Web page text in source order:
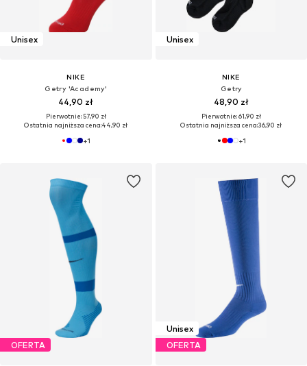
Unisex
NIKE
Getry 'Academy'
44,90 zł
Pierwotnie: 57,90 zł
Ostatnia najniższa cena:44,90 zł
+1
Unisex
NIKE
Getry
48,90 zł
Pierwotnie: 61,90 zł
Ostatnia najniższa cena:36,90 zł
+1
OFERTA
Unisex
OFERTA